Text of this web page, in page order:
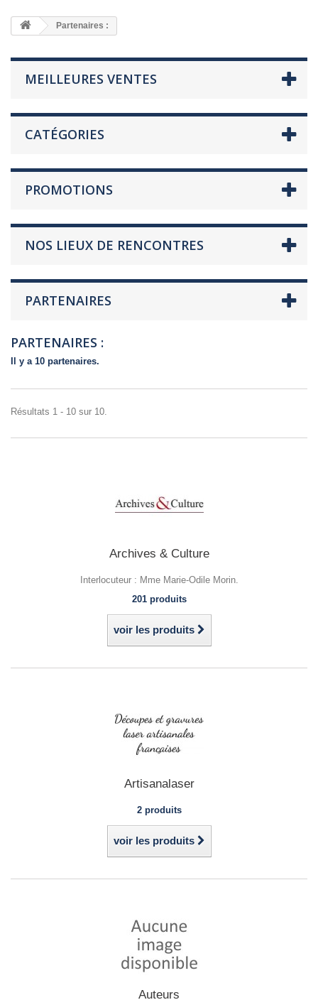
Partenaires :
MEILLEURES VENTES
CATÉGORIES
PROMOTIONS
NOS LIEUX DE RENCONTRES
PARTENAIRES
PARTENAIRES :
Il y a 10 partenaires.
Résultats 1 - 10 sur 10.
Archives & Culture
Interlocuteur : Mme Marie-Odile Morin.
201 produits
voir les produits
Artisanalaser
2 produits
voir les produits
Auteurs